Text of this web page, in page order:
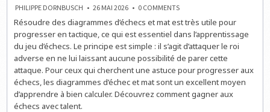
PHILIPPE DORNBUSCH 26 MAI 2026 0 COMMENTSON
AUX
ÉCHECS
AVEC
TALENT
Résoudre des diagrammes d’échecs et mat est très utile pour
progresser en tactique, ce qui est essentiel dans l’apprentissage
du jeu d’échecs. Le principe est simple : il s’agit d’attaquer le roi
adverse en ne lui laissant aucune possibilité de parer cette
attaque. Pour ceux qui cherchent une astuce pour progresser aux
échecs, les diagrammes d’échec et mat sont un excellent moyen
d’apprendre à bien calculer. Découvrez comment gagner aux
échecs avec talent.